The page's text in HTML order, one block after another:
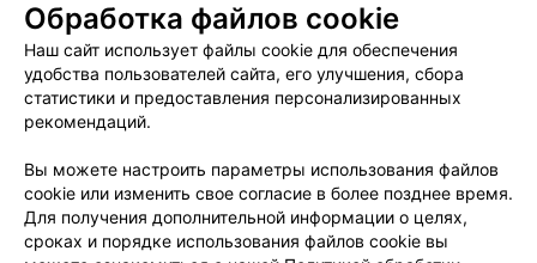
Вакансии
Публичный договор
Способы оплаты
Публичный договор по использованию сервиса
«Афиша»
Пользовательское соглашение
Связаться по вопросам сотрудничества
Написать руководителю relax.by
Персональные настройки cookie
Обработка файлов cookie
Наш сайт использует файлы cookie для обеспечения
удобства пользователей сайта, его улучшения, сбора
статистики и предоставления персонализированных
рекомендаций.
Вы можете настроить параметры использования файлов
cookie или изменить свое согласие в более позднее время.
Для получения дополнительной информации о целях,
сроках и порядке использования файлов cookie вы